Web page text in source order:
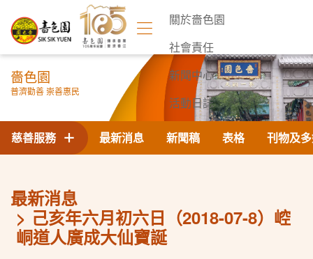
關於嗇色園
社會責任
新聞中心
活動日誌
聯絡我們
嗇色園
普濟勸善 崇善惠民
最新消息 新聞稿 表格 刊物及
慈善服務
最新消息
己亥年六月初六日（2018-07-8）崆
峒道人廣成大仙寶誕